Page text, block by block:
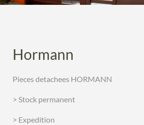
Hormann
Pieces detachees HORMANN
> Stock permanent
> Expedition